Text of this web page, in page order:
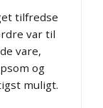
tilfredse
var til
vare,
og
muligt.